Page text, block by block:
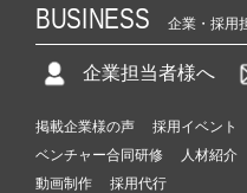
BUSINESS 企業・採用
企業担当者様へ
掲載企業様の声 採用イベント
ベンチャー合同研修
人材紹介
動画制作
採用代行